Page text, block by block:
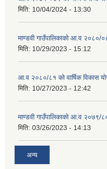
मिति: 10/04/2024 - 13:30
माण्डवी गाउँपालिकाको आ.व २०८०/
मिति: 10/29/2023 - 15:12
आ.व २०८०/८१ को वार्षिक विकास
मिति: 10/27/2023 - 12:42
माण्डवी गाउँपालिकाको आ.व २०७९/
मिति: 03/26/2023 - 14:13
अन्य